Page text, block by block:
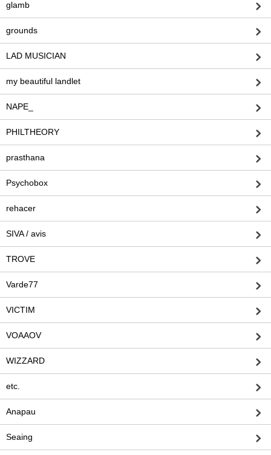
glamb
grounds
LAD MUSICIAN
my beautiful landlet
NAPE_
PHILTHEORY
prasthana
Psychobox
rehacer
SIVA / avis
TROVE
Varde77
VICTIM
VOAAOV
WIZZARD
etc.
Anapau
Seaing